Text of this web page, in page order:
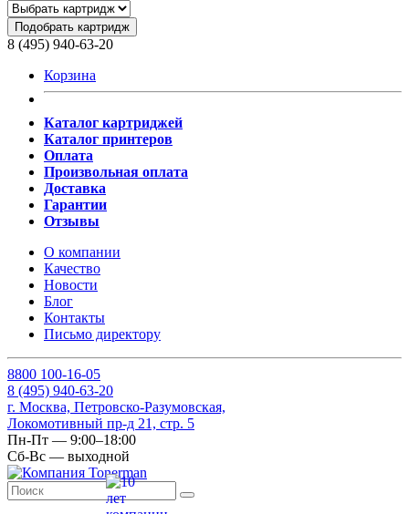
Подобрать картридж
8 (495) 940-63-20
Корзина
Каталог картриджей
Каталог принтеров
Оплата
Произвольная оплата
Доставка
Гарантии
Отзывы
О компании
Качество
Новости
Блог
Контакты
Письмо директору
8800 100-16-05
8 (495) 940-63-20
г. Москва, Петровско-Разумовская,
Локомотивный пр-д 21, стр. 5
Пн-Пт — 9:00–18:00
Сб-Вс — выходной